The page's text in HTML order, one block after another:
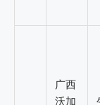
广西
沃加